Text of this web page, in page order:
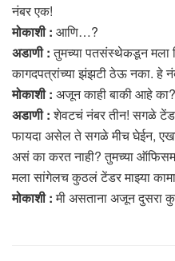
नंबर एक!
मोकाशी : आणि…?
अडाणी :तुमच्या पतसंस्थेकडून मला
कागदपत्रांच्या झंझटी ठेऊ नका. हे
मोकाशी : अजून काही बाकी आहे का?
अडाणी :शेवटचं नंबर तीन! सगळे
फायदा असेल ते सगळे मीच घेईन,
असं का करत नाही? तुमच्या
मला सांगेलच कुठलं टेंडर माझ्या
मोकाशी :मी असताना अजून दुसरा